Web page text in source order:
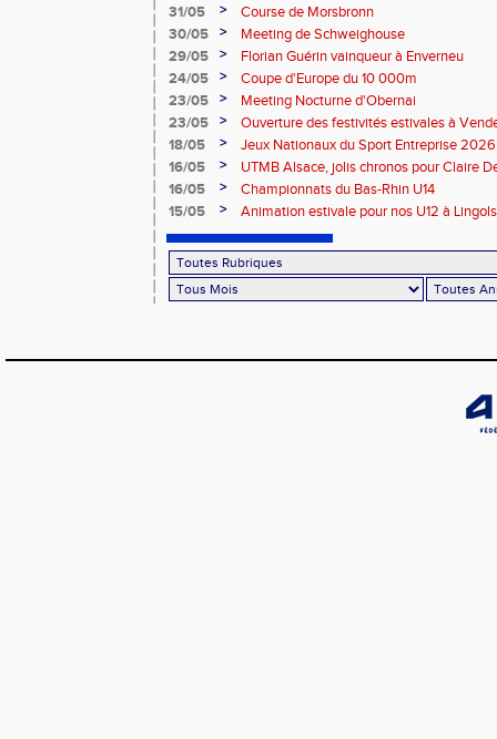
31/05
>
Course de Morsbronn
30/05
>
Meeting de Schweighouse
29/05
>
Florian Guérin vainqueur à Enverneu
24/05
>
Coupe d'Europe du 10 000m
23/05
>
Meeting Nocturne d'Obernai
23/05
>
Ouverture des festivités estivales à
18/05
>
Jeux Nationaux du Sport Entreprise
16/05
>
UTMB Alsace, jolis chronos pour Claire
16/05
>
Championnats du Bas-Rhin U14
15/05
> Animation estivale pour nos U12 à